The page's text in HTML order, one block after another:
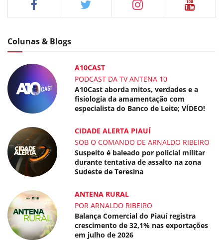
Colunas & Blogs
A10CAST
PODCAST DA TV ANTENA 10
A10Cast aborda mitos, verdades e a
fisiologia da amamentação com
especialista do Banco de Leite; VÍDEO!
CIDADE ALERTA PIAUÍ
SOB O COMANDO DE ARNALDO RIBEIRO
Suspeito é baleado por policial militar
durante tentativa de assalto na zona
Sudeste de Teresina
ANTENA RURAL
POR ARNALDO RIBEIRO
Balança Comercial do Piauí registra
crescimento de 32,1% nas exportações
em julho de 2026